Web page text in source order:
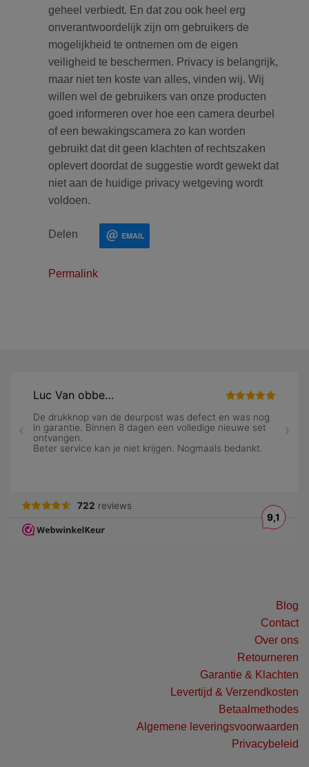
geheel verbiedt. En dat zou ook heel erg
onverantwoordelijk zijn om gebruikers de
mogelijkheid te ontnemen om de eigen
veiligheid te beschermen. Privacy is belangrijk,
maar niet ten koste van alles, vinden wij. Wij
willen wel de gebruikers van onze producten
goed informeren over hoe een camera deurbel
of een bewakingscamera zo kan worden
gebruikt dat dit geen klachten of rechtszaken
oplevert doordat de suggestie wordt gewekt dat
niet aan de huidige privacy wetgeving wordt
voldoen.
Delen EMAIL
Permalink
Blog
Contact
Over ons
Retourneren
Garantie & Klachten
Levertijd & Verzendkosten
Betaalmethodes
Algemene leveringsvoorwaarden
Privacybeleid